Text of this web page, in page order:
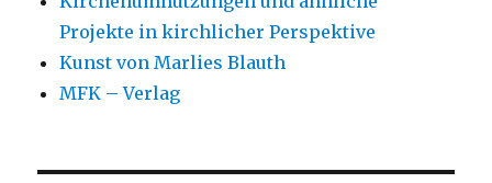
Projekte in kirchlicher Perspektive
Kunst von Marlies Blauth
MFK – Verlag